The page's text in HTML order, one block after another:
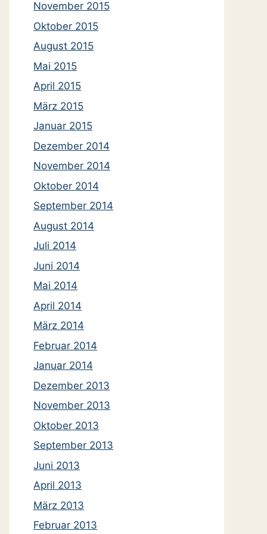
November 2015
Oktober 2015
August 2015
Mai 2015
April 2015
März 2015
Januar 2015
Dezember 2014
November 2014
Oktober 2014
September 2014
August 2014
Juli 2014
Juni 2014
Mai 2014
April 2014
März 2014
Februar 2014
Januar 2014
Dezember 2013
November 2013
Oktober 2013
September 2013
Juni 2013
April 2013
März 2013
Februar 2013